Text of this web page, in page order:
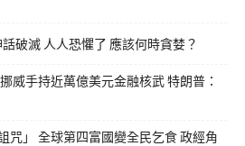
破滅 人人恐懼了 應該何時貪婪？
威手持近萬億美元金融核武 特朗普：
咒」 全球第四富國變全民乞食 政經角